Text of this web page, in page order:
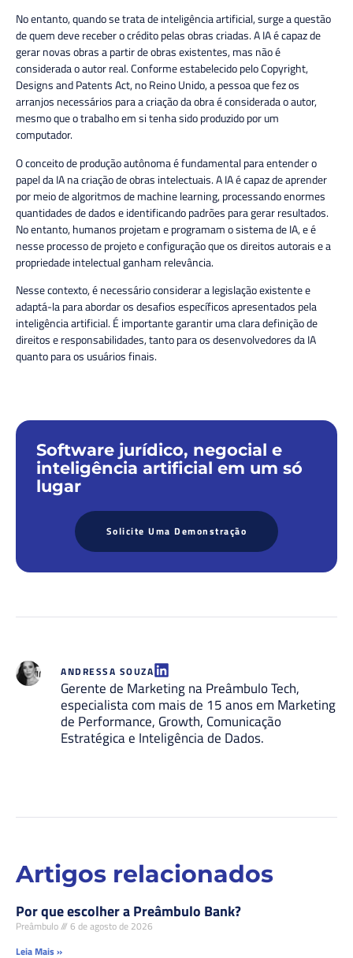
No entanto, quando se trata de inteligência artificial, surge a questão
de quem deve receber o crédito pelas obras criadas. A IA é capaz de
gerar novas obras a partir de obras existentes, mas não é
considerada o autor real. Conforme estabelecido pelo Copyright,
Designs and Patents Act, no Reino Unido, a pessoa que fez os
arranjos necessários para a criação da obra é considerada o autor,
mesmo que o trabalho em si tenha sido produzido por um
computador.
O conceito de produção autônoma é fundamental para entender o
papel da IA na criação de obras intelectuais. A IA é capaz de aprender
por meio de algoritmos de machine learning, processando enormes
quantidades de dados e identificando padrões para gerar resultados.
No entanto, humanos projetam e programam o sistema de IA, e é
nesse processo de projeto e configuração que os direitos autorais e a
propriedade intelectual ganham relevância.
Nesse contexto, é necessário considerar a legislação existente e
adaptá-la para abordar os desafios específicos apresentados pela
inteligência artificial. É importante garantir uma clara definição de
direitos e responsabilidades, tanto para os desenvolvedores da IA
quanto para os usuários finais.
Software jurídico, negocial e
inteligência artificial em um só
lugar
Solicite Uma Demonstração
ANDRESSA SOUZA
Gerente de Marketing na Preâmbulo Tech,
especialista com mais de 15 anos em Marketing
de Performance, Growth, Comunicação
Estratégica e Inteligência de Dados.
Artigos relacionados
Por que escolher a Preâmbulo Bank?
Preâmbulo
6 de agosto de 2026
Leia Mais »